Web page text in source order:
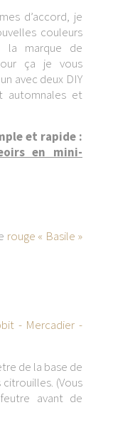
d’accord, je
couleurs
la marque de
ça je vous
avec deux DIY
automnales et
et rapide :
en mini-
rouge « Basile »
de la base de
(Vous
avant de